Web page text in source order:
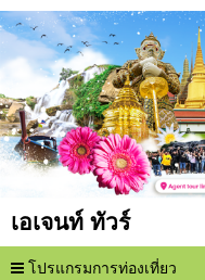
เอเจนท์ ทัวร์
โปรแกรมการท่องเที่ยว